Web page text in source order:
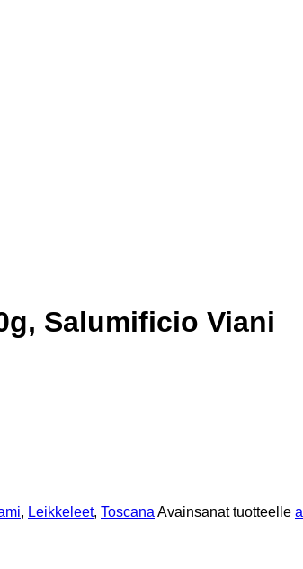
Salumificio Viani
, Leikkeleet, Toscana Avainsanat tuotteelle